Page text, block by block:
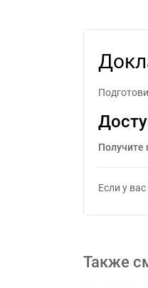
Получите
Если у
Также